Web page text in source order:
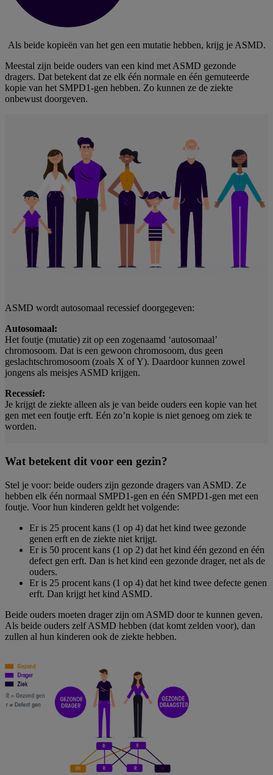
Als beide kopieën van het gen een mutatie hebben, krijg je ASMD.
Meestal zijn beide ouders van een kind met ASMD gezonde
dragers. Dat betekent dat ze elk één normale en één gemuteerde
kopie van het SMPD1-gen hebben. Zo kunnen ze de ziekte
onbewust doorgeven.
ASMD wordt autosomaal recessief doorgegeven:
Autosomaal:
Het foutje (mutatie) zit op een zogenaamd ‘autosomaal’
chromosoom. Dat is een gewoon chromosoom, dus geen
geslachtschromosoom (zoals X of Y). Daardoor kunnen zowel
jongens als meisjes ASMD krijgen.
Recessief:
Je krijgt de ziekte alleen als je van beide ouders een kopie van het
gen met een foutje erft. Eén zo’n kopie is niet genoeg om ziek te
worden.
Wat betekent dit voor een gezin?
Stel je voor: beide ouders zijn gezonde dragers van ASMD. Ze
hebben elk één normaal SMPD1-gen en één SMPD1-gen met een
foutje. Voor hun kinderen geldt het volgende:
Er is 25 procent kans (1 op 4) dat het kind twee gezonde
genen erft en de ziekte niet krijgt.
Er is 50 procent kans (1 op 2) dat het kind één gezond en één
defect gen erft. Dan is het kind een gezonde drager, net als de
ouders.
Er is 25 procent kans (1 op 4) dat het kind twee defecte genen
erft. Dan krijgt het kind ASMD.
Beide ouders moeten drager zijn om ASMD door te kunnen geven.
Als beide ouders zelf ASMD hebben (dat komt zelden voor), dan
zullen al hun kinderen ook de ziekte hebben.